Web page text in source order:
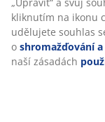
„Upravit“ a svůj
kliknutím na ikonu
udělujete souhlas
o shromažďování
naší zásadách